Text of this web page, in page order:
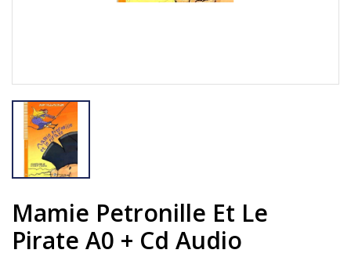
Mamie Petronille Et Le
Pirate A0 + Cd Audio